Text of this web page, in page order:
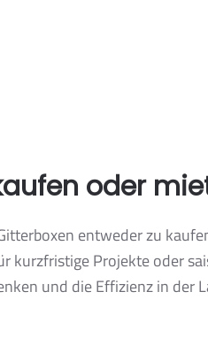
oder
entweder zu
kurzfristige Projekte oder
und die Effizienz in der